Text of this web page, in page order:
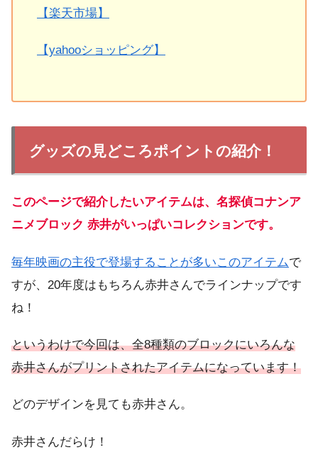
【楽天市場】
【yahooショッピング】
グッズの見どころポイントの紹介！
このページで紹介したいアイテムは、名探偵コナンア
ニメブロック 赤井がいっぱいコレクションです。
毎年映画の主役で登場することが多いこのアイテムで
すが、20年度はもちろん赤井さんでラインナップです
ね！
というわけで今回は、全8種類のブロックにいろんな
赤井さんがプリントされたアイテムになっています！
どのデザインを見ても赤井さん。
赤井さんだらけ！